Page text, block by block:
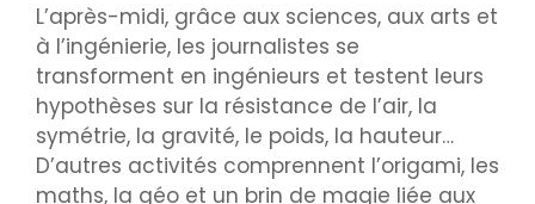
L’après-midi, grâce aux sciences, aux arts et
à l’ingénierie, les journalistes se
transforment en ingénieurs et testent leurs
hypothèses sur la résistance de l’air, la
symétrie, la gravité, le poids, la hauteur…
D’autres activités comprennent l’origami, les
maths, la géo et un brin de magie liée aux